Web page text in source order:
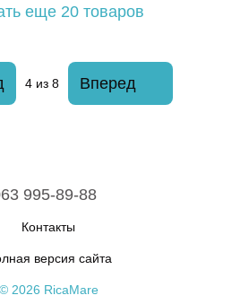
еще 20 товаров
4из 8 Вперед
995-89-88
Контакты
версия сайта
© 2026 RicaMare